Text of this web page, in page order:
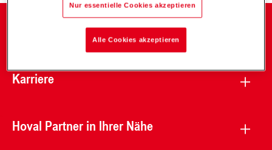
Karriere
Hoval Partner in Ihrer Nähe
Nur essentielle Cookies akzeptieren
Alle Cookies akzeptieren